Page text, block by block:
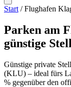
Start / Flughafen
Parken am
günstige
Günstige private
(KLU) – ideal fürs
% gegenüber den